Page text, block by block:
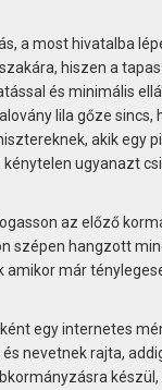
a most hivatalba
hiszen a
és minimális
lila gőze sincs,
akik egy
ugyanazt
az előző
szépen hangzott
amikor már
egy internetes
nevetnek rajta,